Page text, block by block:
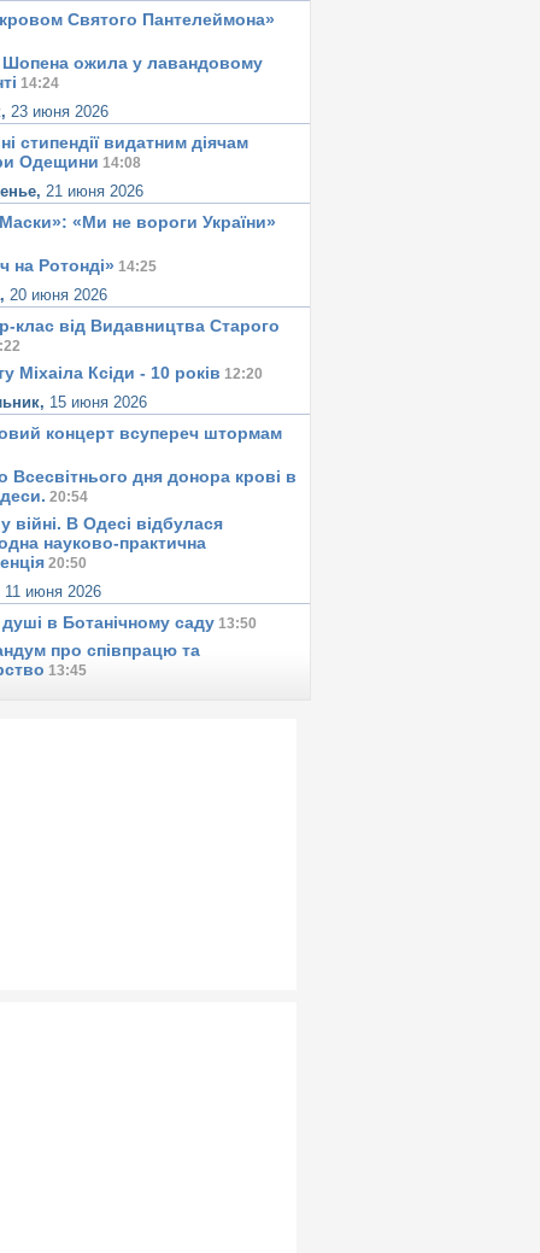
Святого Пантелеймона»
Шопена ожила у лавандовому
14:24
23 июня 2026
стипендії видатним діячам
Одещини 14:08
21 июня 2026
«Ми не вороги України»
на Ротонді» 14:25
20 июня 2026
клас від Видавництва Старого
Міхаіла Ксіди - 10 років 12:20
15 июня 2026
концерт всупереч штормам
Всесвітнього дня донора крові в
20:54
у вiйнi. В Одесi вiдбулася
науково-практична
20:50
11 июня 2026
душi в Ботанiчному саду 13:50
про співпрацю та
13:45